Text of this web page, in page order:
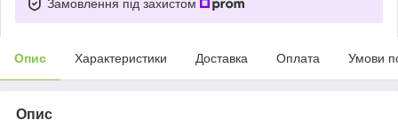
Замовлення під захистом
Опис Характеристики Доставка Оплата Умови
Опис